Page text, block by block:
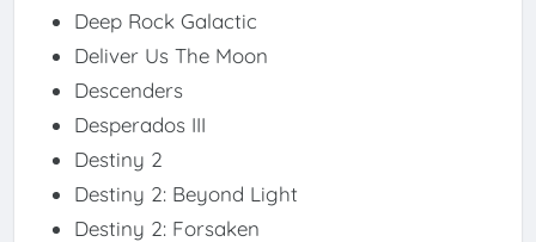
Deep Rock Galactic
Deliver Us The Moon
Descenders
Desperados III
Destiny 2
Destiny 2: Beyond Light
Destiny 2: Forsaken